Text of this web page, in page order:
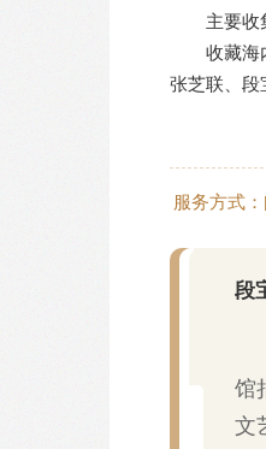
主要收
收藏海
张芝联、段
服务方式
段
馆
文